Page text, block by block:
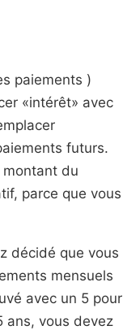
paiements )
«intérêt» avec
futurs.
montant du
parce que vous
décidé que vous
mensuels
avec un 5 pour
ans, vous devez